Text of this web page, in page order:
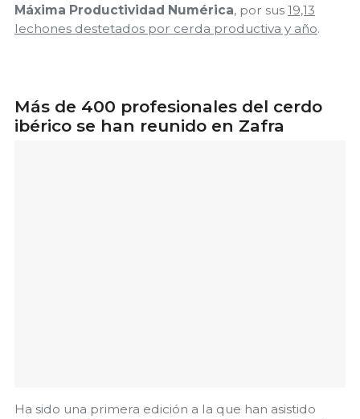
Máxima Productividad Numérica, por sus 19,13
lechones destetados por cerda productiva y año.
Más de 400 profesionales del cerdo
ibérico se han reunido en Zafra
Ha sido una primera edición a la que han asistido